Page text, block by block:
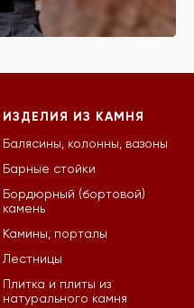
ИЗДЕЛИЯ ИЗ КАМНЯ
Балясины, колонны, вазоны
Барные стойки
Бордюрный (бортовой)
камень
Камины, порталы
Лестницы
Плитка и плиты из
натурального камня